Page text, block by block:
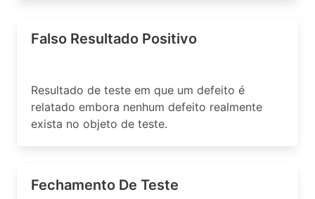
Falso Resultado Positivo
Resultado de teste em que um defeito é
relatado embora nenhum defeito realmente
exista no objeto de teste.
Fechamento De Teste